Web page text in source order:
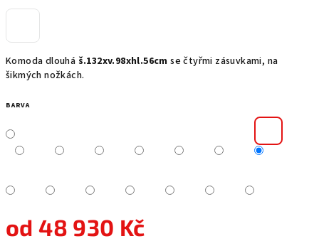
Komoda dlouhá š.132xv.98xhl.56cm se čtyřmi zásuvkami, na
šikmých nožkách.
BARVA
od48 930 Kč